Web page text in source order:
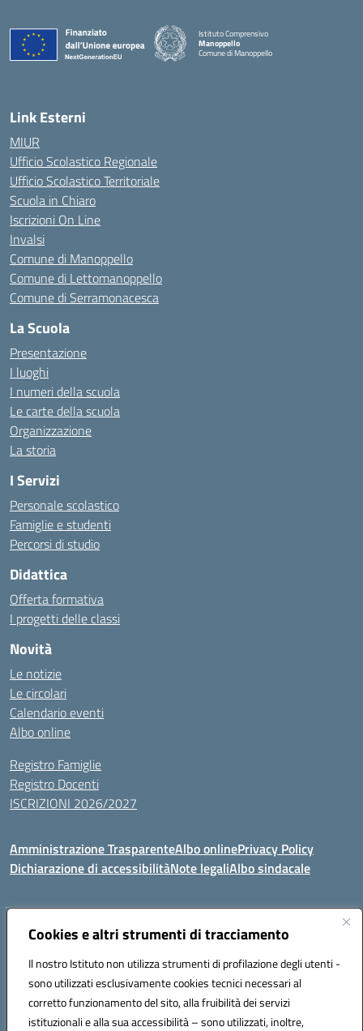
Cookies e altri strumenti di tracciamento
Il nostro Istituto non utilizza strumenti di profilazione degli utenti -
sono utilizzati esclusivamente cookies tecnici necessari al
corretto funzionamento del sito, alla fruibilità dei servizi
istituzionali e alla sua accessibilità – sono utilizzati, inoltre,
Istituto Comprensivo
Manoppello
Comune di Manoppello
— Visita la pagina iniziale della scuola
Link Esterni
MIUR
Ufficio Scolastico Regionale
Ufficio Scolastico Territoriale
Scuola in Chiaro
Iscrizioni On Line
Invalsi
Comune di Manoppello
Comune di Lettomanoppello
Comune di Serramonacesca
La Scuola
Presentazione
I luoghi
I numeri della scuola
Le carte della scuola
Organizzazione
La storia
I Servizi
Personale scolastico
Famiglie e studenti
Percorsi di studio
Didattica
Offerta formativa
I progetti delle classi
Novità
Le notizie
Le circolari
Calendario eventi
Albo online
Registro Famiglie
Registro Docenti
ISCRIZIONI 2026/2027
Amministrazione TrasparenteAlbo onlinePrivacy Policy
Dichiarazione di accessibilitàNote legaliAlbo sindacale
Indirizzo:VIA S.VITTORIA, 11, 65024 MANOPPELLO (PE)
Posta elettronica certificata (PEC):peic81700n@pec.istruzione.it
Codice fiscale: 91100540680
Codice meccanografico: PEIC81700N